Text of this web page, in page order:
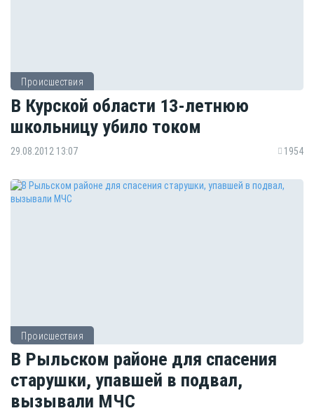
Происшествия
В Курской области 13-летнюю
школьницу убило током
29.08.2012 13:07 1954
Происшествия
В Рыльском районе для спасения
старушки, упавшей в подвал,
вызывали МЧС